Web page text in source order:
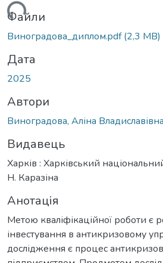
Файли
Виноградова_диплом.pdf(2,3 MB)
Дата
2025
Автори
Виноградова, Аліна Владиславівна
Видавець
Харків : Харківський
Н. Каразіна
Анотація
Метою кваліфікаційної роботи є
інвестування в антикризовому
дослідження є процес